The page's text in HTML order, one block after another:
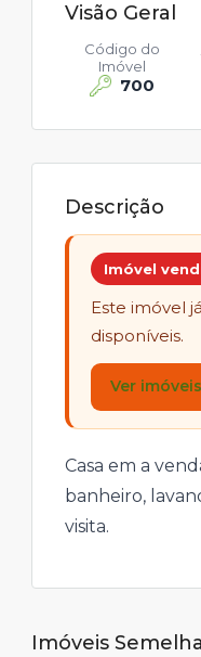
Visão Geral
700
Código do
Imóvel
Descrição
Imóvel
Este imóvel
disponíveis.
Ver
Casa em a
banheiro,
visita.
Imóveis